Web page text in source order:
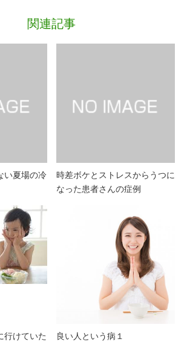
関連記事
い夏場の冷
時差ボケとストレスからうつに
なった患者さんの症例
行けていた
良い人という病１